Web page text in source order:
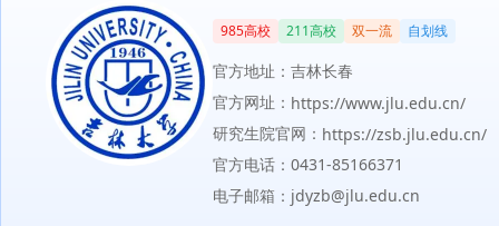
985高校 211高校 双一流 自划线
官方地址：吉林长春
官方网址： https://www.jlu.edu.cn/
研究生院官网： https://zsb.jlu.edu.cn/
官方电话：0431-85166371
电子邮箱：jdyzb@jlu.edu.cn